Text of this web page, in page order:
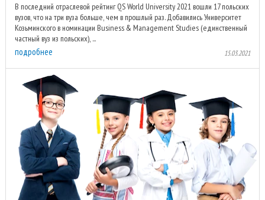
В последний отраслевой рейтинг QS World University 2021 вошли 17 польских
вузов, что на три вуза больше, чем в прошлый раз. Добавились Университет
Козьминского в номинации Business & Management Studies (единственный
частный вуз из польских), ...
подробнее 15.03.2021